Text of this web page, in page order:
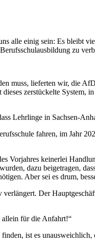
alle einig sein: Es bleibt
zu
muss, lieferten wir, die
zerstückelte System,
Lehrlinge in Sachsen-
fahren, im Jahr
Vorjahres keinerlei
dazu beigetragen,
Aber sei es drum,
Der
allein für die Anfahrt!“
ist es